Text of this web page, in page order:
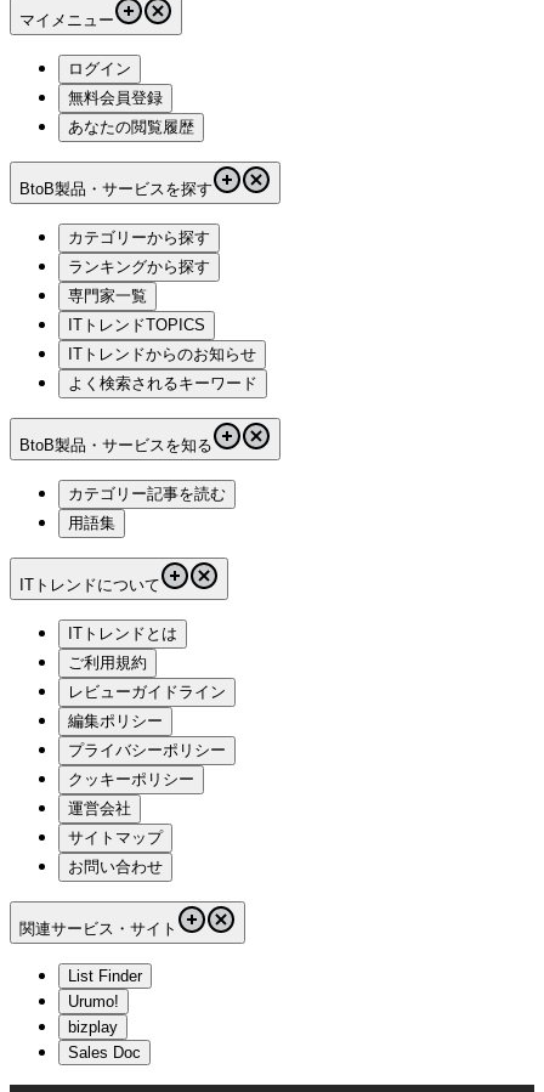
マイメニュー
ログイン
無料会員登録
あなたの閲覧履歴
BtoB製品・サービスを探す
カテゴリーから探す
ランキングから探す
専門家一覧
ITトレンドTOPICS
ITトレンドからのお知らせ
よく検索されるキーワード
BtoB製品・サービスを知る
カテゴリー記事を読む
用語集
ITトレンドについて
ITトレンドとは
ご利用規約
レビューガイドライン
編集ポリシー
プライバシーポリシー
クッキーポリシー
運営会社
サイトマップ
お問い合わせ
関連サービス・サイト
List Finder
Urumo!
bizplay
Sales Doc